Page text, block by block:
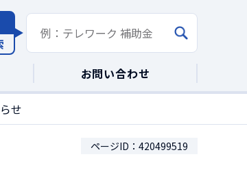
お問い合わせ
せ
ページID：420499519